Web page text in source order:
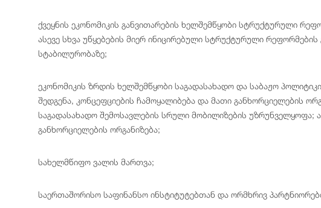
ქვეყნის ეკონომიკის განვითარების ხელშემწყობი სტრუქტურული
ასევე სხვა უწყებების მიერ ინიცირებული სტრუქტურული
სტაბილურობაზე;
ეკონომიკის ზრდის ხელშემწყობი საგადასახადო და საბაჟო
შედგენა, კონცეფციების ჩამოყალიბება და მათი განხორციელების
საგადასახადო შემოსავლების სრული მობილიზების
განხორციელების ორგანიზება;
სახელმწიფო ვალის მართვა;
საერთაშორისო საფინანსო ინსტიტუტებთან და ორმხრივ